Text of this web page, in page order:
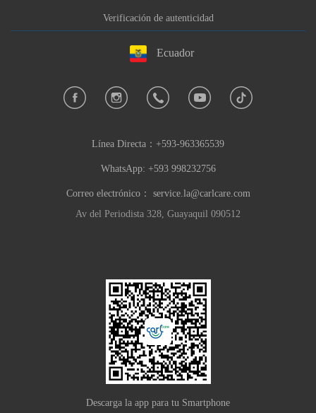
Verificación de autenticidad
Ecuador
Línea Directa： +593-963365539
WhatsApp: +593 998232756
Correo electrónico： service.la@carlcare.com
Av del Periodista 328, Guayaquil 090512
Descarga la app para tu Smartphone